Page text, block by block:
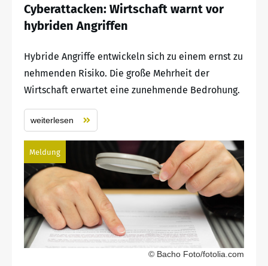
Cyberattacken: Wirtschaft warnt vor
hybriden Angriffen
Hybride Angriffe entwickeln sich zu einem ernst zu
nehmenden Risiko. Die große Mehrheit der
Wirtschaft erwartet eine zunehmende Bedrohung.
weiterlesen
Meldung
© Bacho Foto/fotolia.com